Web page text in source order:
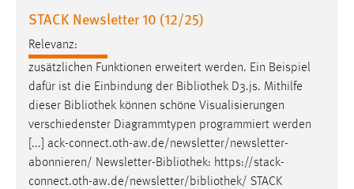
STACK Newsletter 10 (12/25)
Relevanz:
zusätzlichen Funktionen erweitert werden. Ein Beispiel
dafür ist die Einbindung der Bibliothek D3.js. Mithilfe
dieser Bibliothek können schöne Visualisierungen
verschiedenster Diagrammtypen programmiert werden
[...] ack-connect.oth-aw.de/newsletter/newsletter-
abonnieren/ Newsletter-Bibliothek: https://stack-
connect.oth-aw.de/newsletter/bibliothek/ STACK